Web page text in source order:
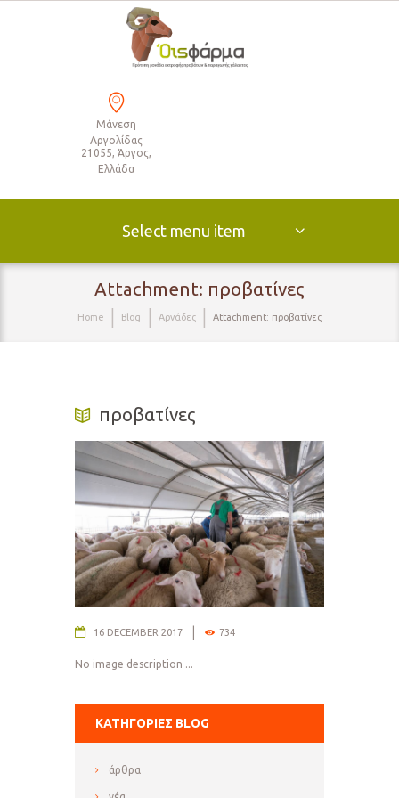
Μάνεση
Αργολίδας
21055, Άργος,
Ελλάδα
Select menu item
Attachment: προβατίνες
Home Blog Αρνάδες Attachment: προβατίνες
προβατίνες
16 DECEMBER 2017 734
No image description ...
ΚΑΤΗΓΟΡΊΕΣ BLOG
άρθρα